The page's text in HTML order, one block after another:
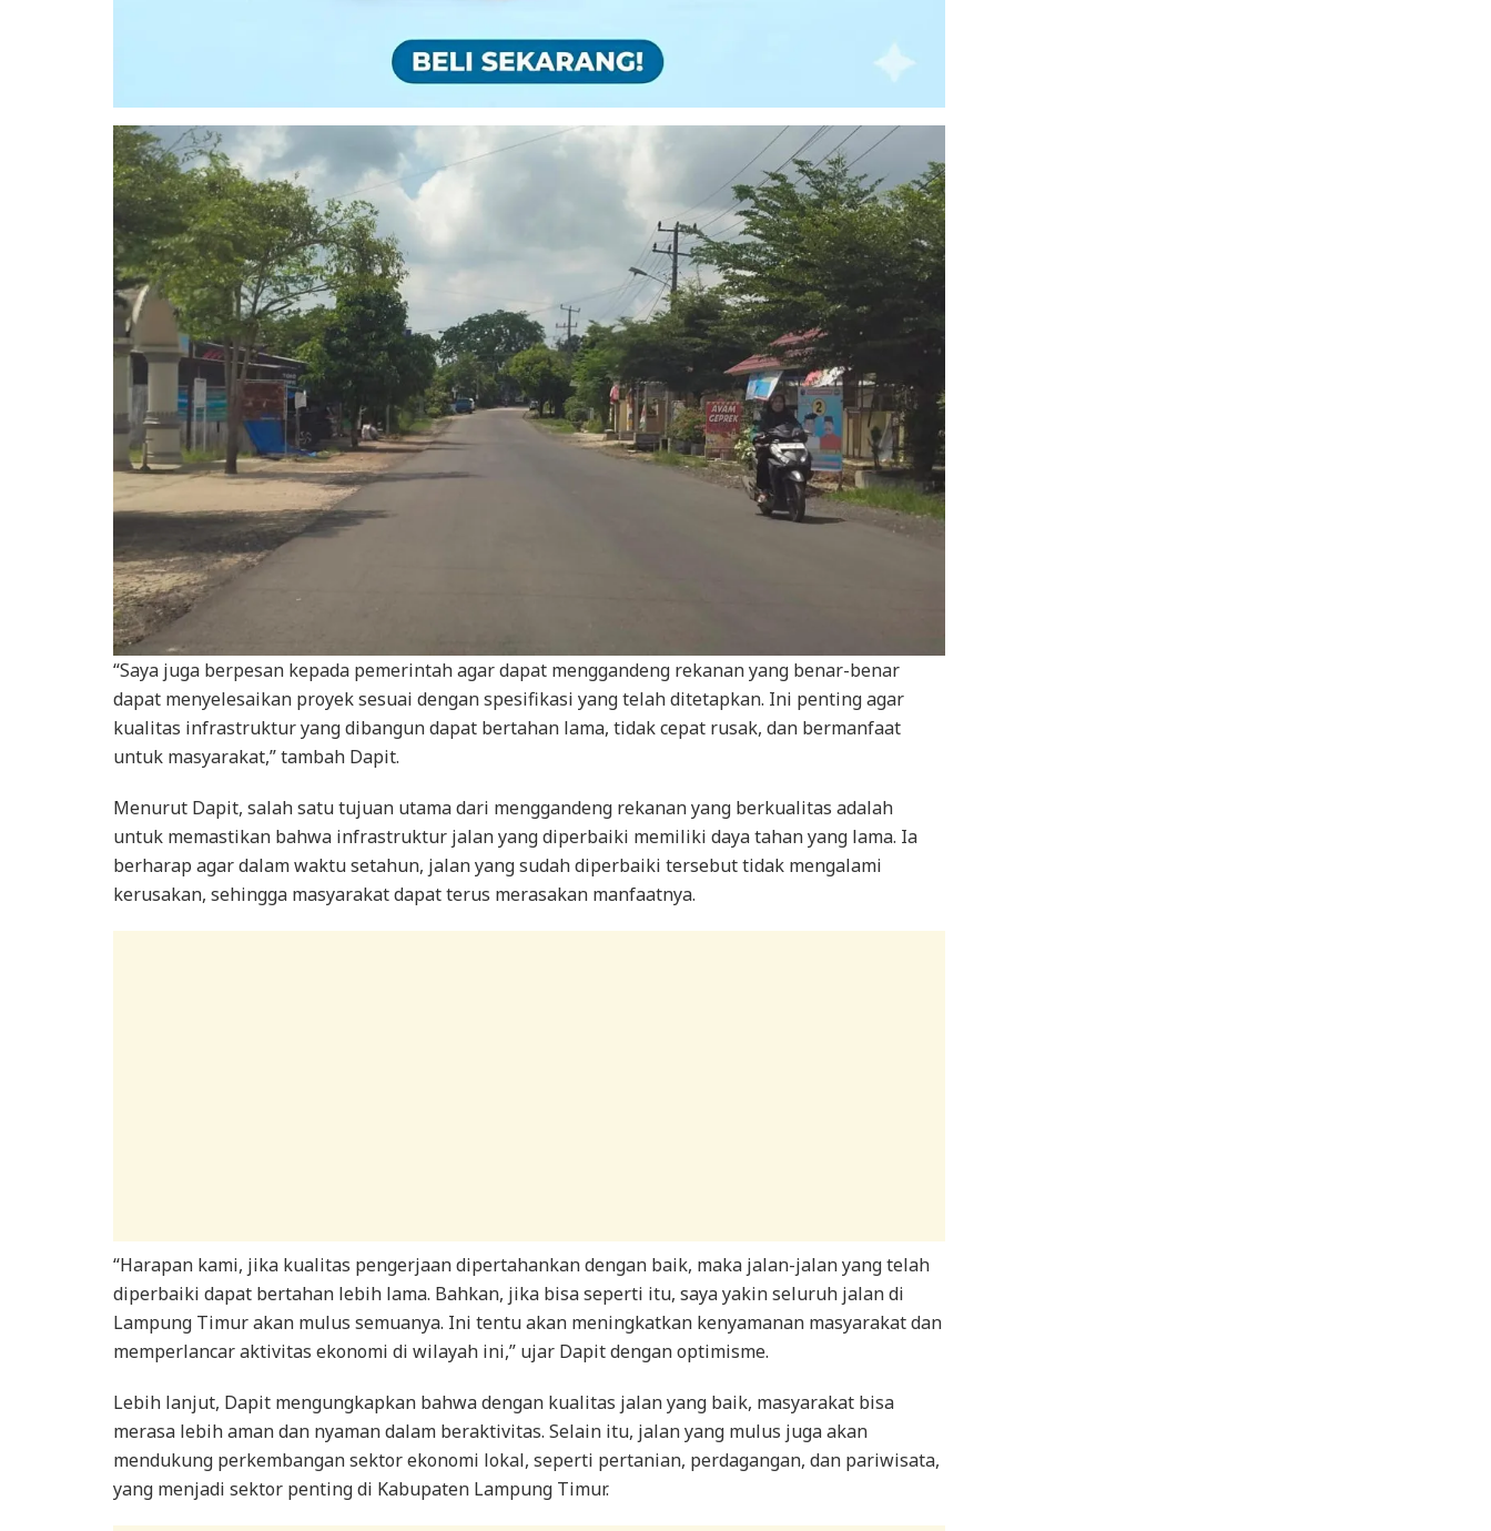
“Saya juga berpesan kepada pemerintah agar dapat menggandeng rekanan yang benar-benar
dapat menyelesaikan proyek sesuai dengan spesifikasi yang telah ditetapkan. Ini penting agar
kualitas infrastruktur yang dibangun dapat bertahan lama, tidak cepat rusak, dan bermanfaat
untuk masyarakat,” tambah Dapit.
Menurut Dapit, salah satu tujuan utama dari menggandeng rekanan yang berkualitas adalah
untuk memastikan bahwa infrastruktur jalan yang diperbaiki memiliki daya tahan yang lama. Ia
berharap agar dalam waktu setahun, jalan yang sudah diperbaiki tersebut tidak mengalami
kerusakan, sehingga masyarakat dapat terus merasakan manfaatnya.
“Harapan kami, jika kualitas pengerjaan dipertahankan dengan baik, maka jalan-jalan yang telah
diperbaiki dapat bertahan lebih lama. Bahkan, jika bisa seperti itu, saya yakin seluruh jalan di
Lampung Timur akan mulus semuanya. Ini tentu akan meningkatkan kenyamanan masyarakat dan
memperlancar aktivitas ekonomi di wilayah ini,” ujar Dapit dengan optimisme.
Lebih lanjut, Dapit mengungkapkan bahwa dengan kualitas jalan yang baik, masyarakat bisa
merasa lebih aman dan nyaman dalam beraktivitas. Selain itu, jalan yang mulus juga akan
mendukung perkembangan sektor ekonomi lokal, seperti pertanian, perdagangan, dan pariwisata,
yang menjadi sektor penting di Kabupaten Lampung Timur.